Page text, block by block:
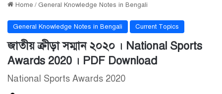
Home / General Knowledge Notes in Bengali
General Knowledge Notes in Bengali Current Topics
জাতীয় ক্রীড়া সম্মান ২০২০ । National Sports
Awards 2020 । PDF Download
National Sports Awards 2020